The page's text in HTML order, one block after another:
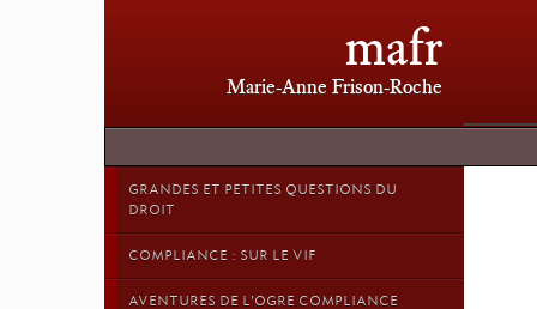
mafr
Marie-Anne Frison-Roche
GRANDES ET PETITES QUESTIONS DU
DROIT
COMPLIANCE : SUR LE VIF
AVENTURES DE L'OGRE COMPLIANCE